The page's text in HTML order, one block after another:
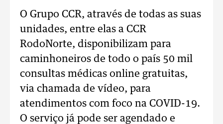
O Grupo CCR, através de todas as suas
unidades, entre elas a CCR
RodoNorte, disponibilizam para
caminhoneiros de todo o país 50 mil
consultas médicas online gratuitas,
via chamada de vídeo, para
atendimentos com foco na COVID-19.
O serviço já pode ser agendado e